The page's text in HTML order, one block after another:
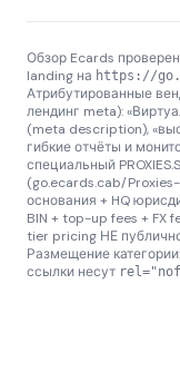
Обзор Ecards
landing на https://
Атрибутированные
лендинг meta):
(meta description),
гибкие отчёты и
специальный
(go.ecards.cab/Proxies-
основания + HQ
BIN + top-up fees +
tier pricing НЕ
Размещение
ссылки несут